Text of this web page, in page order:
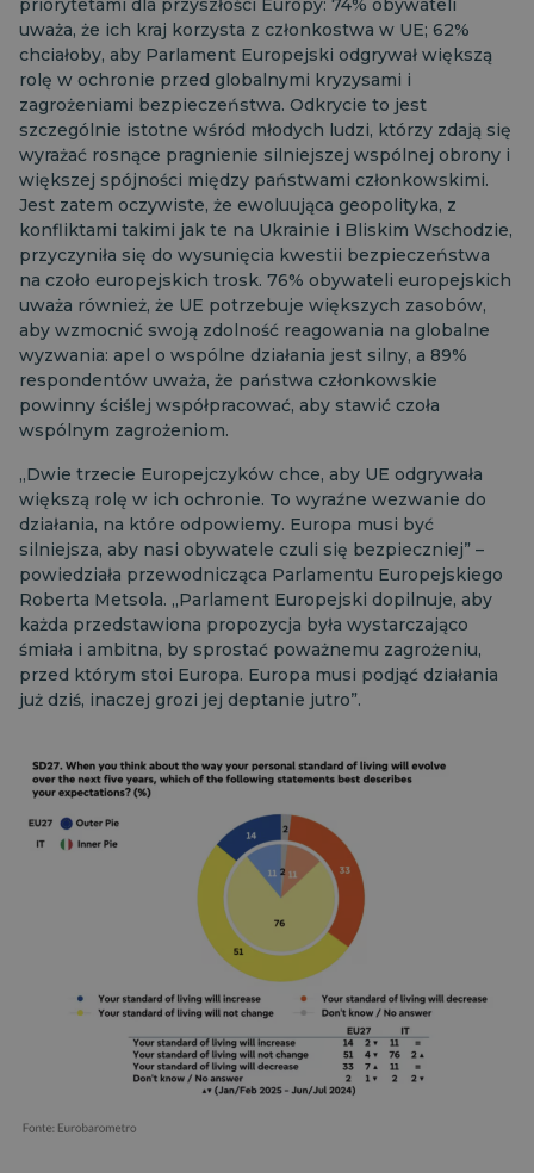
priorytetami dla przyszłości Europy: 74% obywateli
uważa, że ich kraj korzysta z członkostwa w UE; 62%
chciałoby, aby Parlament Europejski odgrywał większą
rolę w ochronie przed globalnymi kryzysami i
zagrożeniami bezpieczeństwa. Odkrycie to jest
szczególnie istotne wśród młodych ludzi, którzy zdają się
wyrażać rosnące pragnienie silniejszej wspólnej obrony i
większej spójności między państwami członkowskimi.
Jest zatem oczywiste, że ewoluująca geopolityka, z
konfliktami takimi jak te na Ukrainie i Bliskim Wschodzie,
przyczyniła się do wysunięcia kwestii bezpieczeństwa
na czoło europejskich trosk. 76% obywateli europejskich
uważa również, że UE potrzebuje większych zasobów,
aby wzmocnić swoją zdolność reagowania na globalne
wyzwania: apel o wspólne działania jest silny, a 89%
respondentów uważa, że państwa członkowskie
powinny ściślej współpracować, aby stawić czoła
wspólnym zagrożeniom.
„Dwie trzecie Europejczyków chce, aby UE odgrywała
większą rolę w ich ochronie. To wyraźne wezwanie do
działania, na które odpowiemy. Europa musi być
silniejsza, aby nasi obywatele czuli się bezpieczniej” –
powiedziała przewodnicząca Parlamentu Europejskiego
Roberta Metsola. „Parlament Europejski dopilnuje, aby
każda przedstawiona propozycja była wystarczająco
śmiała i ambitna, by sprostać poważnemu zagrożeniu,
przed którym stoi Europa. Europa musi podjąć działania
już dziś, inaczej grozi jej deptanie jutro”.